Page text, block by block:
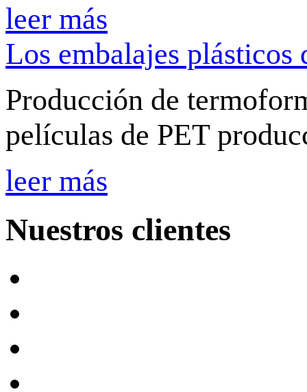
leer más
Los embalajes plásticos
Producción de
películas de PET
leer más
Nuestros clientes